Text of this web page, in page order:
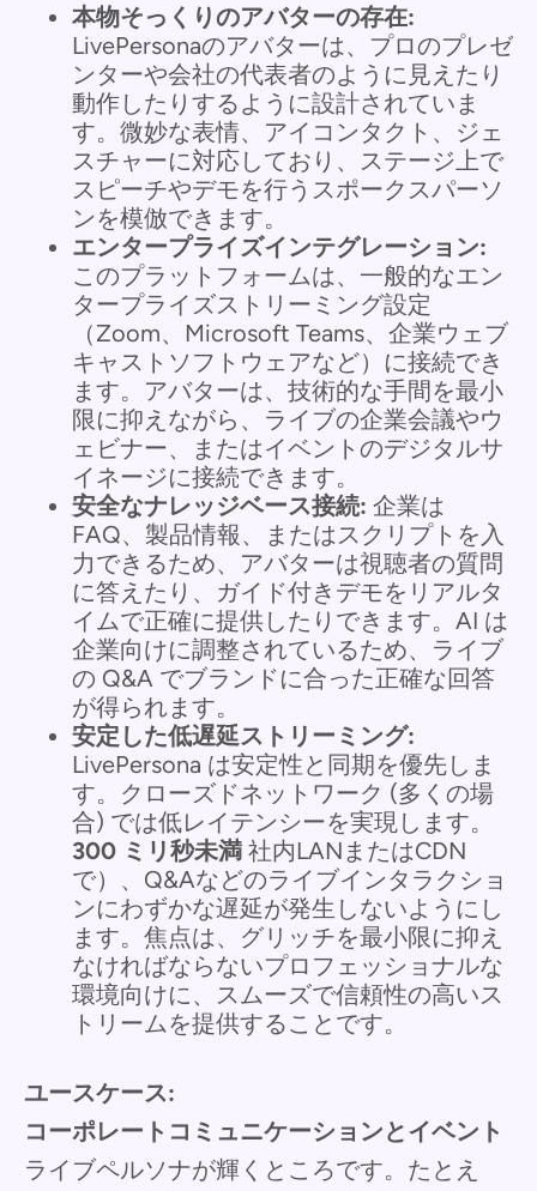
本物そっくりのアバターの存在:
LivePersonaのアバターは、プロのプレゼ
ンターや会社の代表者のように見えたり
動作したりするように設計されていま
す。微妙な表情、アイコンタクト、ジェ
スチャーに対応しており、ステージ上で
スピーチやデモを行うスポークスパーソ
ンを模倣できます。
エンタープライズインテグレーション:
このプラットフォームは、一般的なエン
タープライズストリーミング設定
（Zoom、Microsoft Teams、企業ウェブ
キャストソフトウェアなど）に接続でき
ます。アバターは、技術的な手間を最小
限に抑えながら、ライブの企業会議やウ
ェビナー、またはイベントのデジタルサ
イネージに接続できます。
安全なナレッジベース接続: 企業は
FAQ、製品情報、またはスクリプトを入
力できるため、アバターは視聴者の質問
に答えたり、ガイド付きデモをリアルタ
イムで正確に提供したりできます。AI は
企業向けに調整されているため、ライブ
の Q&A でブランドに合った正確な回答
が得られます。
安定した低遅延ストリーミング:
LivePersona は安定性と同期を優先しま
す。クローズドネットワーク (多くの場
合) では低レイテンシーを実現します。
300 ミリ秒未満 社内LANまたはCDN
で）、Q&Aなどのライブインタラクショ
ンにわずかな遅延が発生しないようにし
ます。焦点は、グリッチを最小限に抑え
なければならないプロフェッショナルな
環境向けに、スムーズで信頼性の高いス
トリームを提供することです。
ユースケース:
コーポレートコミュニケーションとイベント
ライブペルソナが輝くところです。たとえ